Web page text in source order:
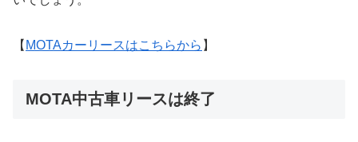
【 MOTAカーリースはこちらから 】
MOTA中古車リースは終了